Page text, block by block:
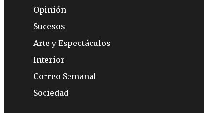
Opinión
Sucesos
Arte y Espectáculos
Interior
Correo Semanal
Sociedad